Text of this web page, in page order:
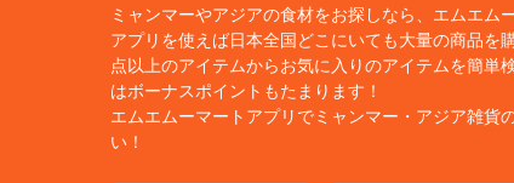
ミャンマーやアジアの食材をお探しなら、エムエム
アプリを使えば日本全国どこにいても大量の商品を
点以上のアイテムからお気に入りのアイテムを簡単
はボーナスポイントもたまります！
エムエムーマートアプリでミャンマー・アジア雑貨
い！